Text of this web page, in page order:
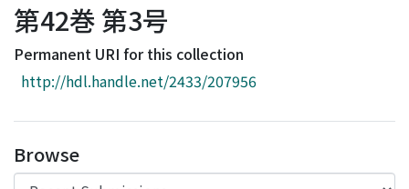
Browse
Download Ranking
Access Statistics
第42巻 第3号
Permanent URI for this collection
http://hdl.handle.net/2433/207956
Browse